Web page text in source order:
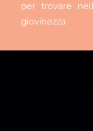
per trovare
giovinezza